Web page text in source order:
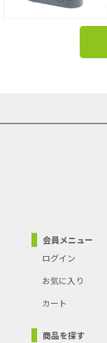
会員メニュー
ログイン
お気に入り
カート
商品を探す